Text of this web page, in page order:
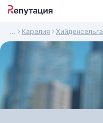
Карелия Хийденсельга